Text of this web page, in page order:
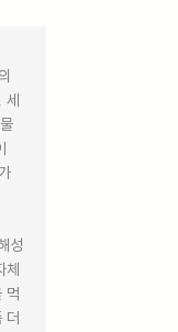
성
먹
더